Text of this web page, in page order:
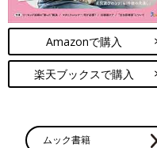
Amazonで購入
楽天ブックスで購入
ムック書籍